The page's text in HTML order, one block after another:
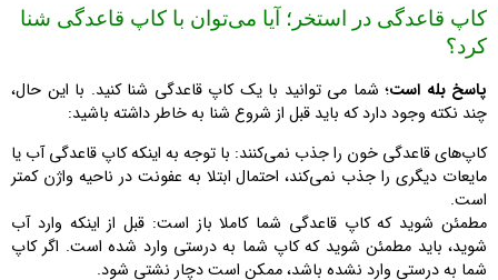
کاپ قاعدگی در استخر؛ آیا می‌توان با کاپ قاعدگی شنا
کرد؟
پاسخ بله است؛ شما می توانید با یک کاپ قاعدگی شنا کنید. با این حال،
چند نکته وجود دارد که باید قبل از شروع شنا به خاطر داشته باشید:
کاپ‌های قاعدگی خون را جذب نمی‌کنند: با توجه به اینکه کاپ قاعدگی آب یا
مایعات دیگری را جذب نمی‌کند، احتمال ابتلا به عفونت در ناحیه واژن کمتر
است.
مطمئن شوید که کاپ قاعدگی شما کاملا باز است: قبل از اینکه وارد آب
شوید، باید مطمئن شوید که کاپ شما به درستی وارد شده است. اگر کاپ
شما به درستی وارد نشده باشد، ممکن است دچار نشتی شود.